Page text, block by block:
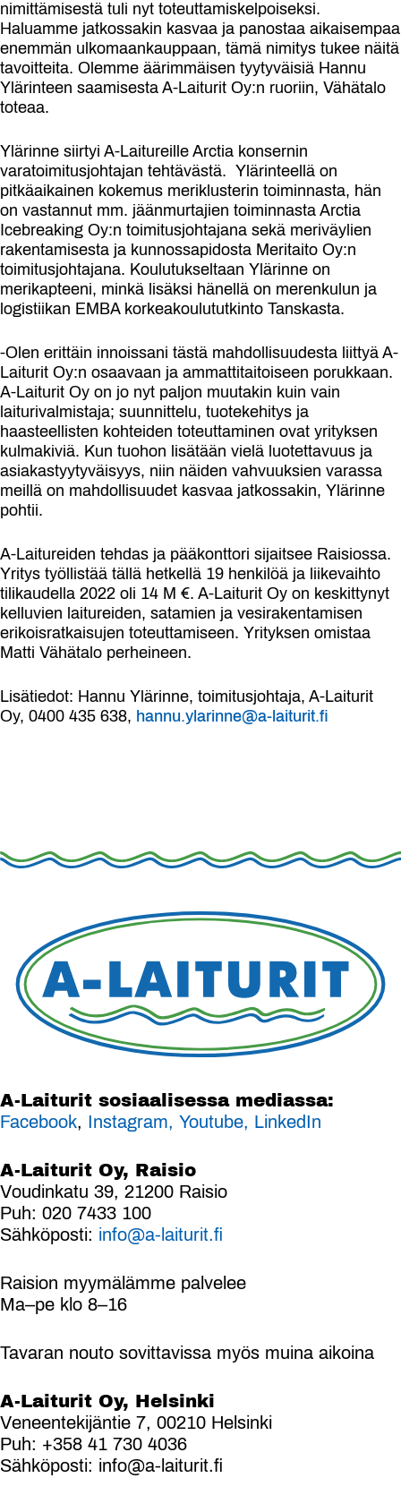
nimittämisestä tuli nyt toteuttamiskelpoiseksi.
Haluamme jatkossakin kasvaa ja panostaa aikaisempaa
enemmän ulkomaankauppaan, tämä nimitys tukee näitä
tavoitteita. Olemme äärimmäisen tyytyväisiä Hannu
Ylärinteen saamisesta A-Laiturit Oy:n ruoriin, Vähätalo
toteaa.
Ylärinne siirtyi A-Laitureille Arctia konsernin
varatoimitusjohtajan tehtävästä. Ylärinteellä on
pitkäaikainen kokemus meriklusterin toiminnasta, hän
on vastannut mm. jäänmurtajien toiminnasta Arctia
Icebreaking Oy:n toimitusjohtajana sekä meriväylien
rakentamisesta ja kunnossapidosta Meritaito Oy:n
toimitusjohtajana. Koulutukseltaan Ylärinne on
merikapteeni, minkä lisäksi hänellä on merenkulun ja
logistiikan EMBA korkeakoulututkinto Tanskasta.
-Olen erittäin innoissani tästä mahdollisuudesta liittyä A-
Laiturit Oy:n osaavaan ja ammattitaitoiseen porukkaan.
A-Laiturit Oy on jo nyt paljon muutakin kuin vain
laiturivalmistaja; suunnittelu, tuotekehitys ja
haasteellisten kohteiden toteuttaminen ovat yrityksen
kulmakiviä. Kun tuohon lisätään vielä luotettavuus ja
asiakastyytyväisyys, niin näiden vahvuuksien varassa
meillä on mahdollisuudet kasvaa jatkossakin, Ylärinne
pohtii.
A-Laitureiden tehdas ja pääkonttori sijaitsee Raisiossa.
Yritys työllistää tällä hetkellä 19 henkilöä ja liikevaihto
tilikaudella 2022 oli 14 M €. A-Laiturit Oy on keskittynyt
kelluvien laitureiden, satamien ja vesirakentamisen
erikoisratkaisujen toteuttamiseen. Yrityksen omistaa
Matti Vähätalo perheineen.
Lisätiedot: Hannu Ylärinne, toimitusjohtaja, A-Laiturit
Oy, 0400 435 638, hannu.ylarinne@a-laiturit.fi
A-Laiturit sosiaalisessa mediassa:
Facebook, Instagram, Youtube, LinkedIn
A-Laiturit Oy, Raisio
Voudinkatu 39, 21200 Raisio
Puh: 020 7433 100
Sähköposti: info@a-laiturit.fi
Raision myymälämme palvelee
Ma–pe klo 8–16
Tavaran nouto sovittavissa myös muina aikoina
A-Laiturit Oy, Helsinki
Veneentekijäntie 7, 00210 Helsinki
Puh: +358 41 730 4036
Sähköposti: info@a-laiturit.fi